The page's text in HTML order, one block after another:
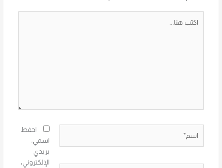
هنا...
احفظ
اسمي،
بريدي
الإلكتروني،